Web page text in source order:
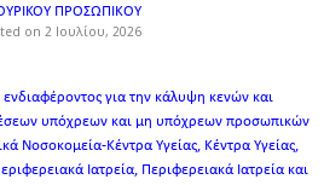
ΠΡΟΣΩΠΙΚOY
on 2 Ιουλίου, 2026
για την κάλυψη κενών και
υπόχρεων και μη υπόχρεων προσωπικών
Νοσοκομεία-Κέντρα Υγείας, Κέντρα Υγείας,
Ιατρεία, Περιφερειακά Ιατρεία και